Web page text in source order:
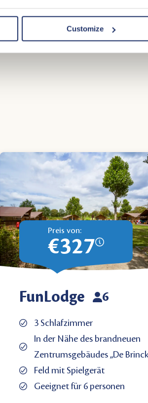
Customize
Preis von:
€327
FunLodge 6
3 Schlafzimmer
In der Nähe des brandneuen
Zentrumsgebäudes „De
Feld mit Spielgerät
Geeignet für 6 personen